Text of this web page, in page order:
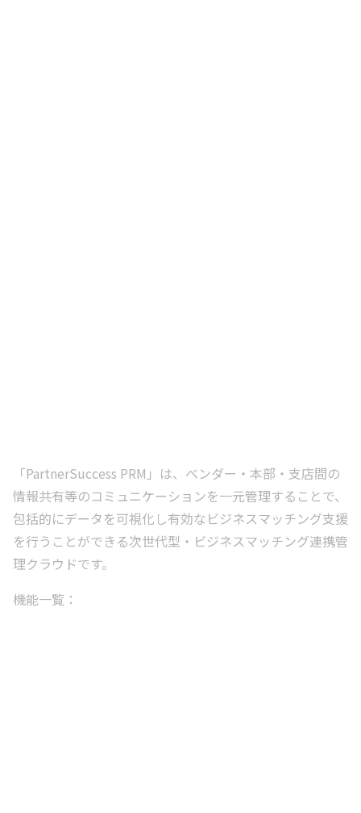
「PartnerSuccess PRM」は、ベンダー・本部・支店間の
情報共有等のコミュニケーションを一元管理することで、
包括的にデータを可視化し有効なビジネスマッチング支援
を行うことができる次世代型・ビジネスマッチング連携管
理クラウドです。
機能一覧：